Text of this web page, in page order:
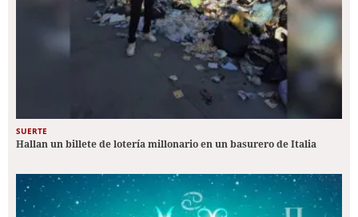
SUERTE
Hallan un billete de lotería millonario en un basurero de Italia